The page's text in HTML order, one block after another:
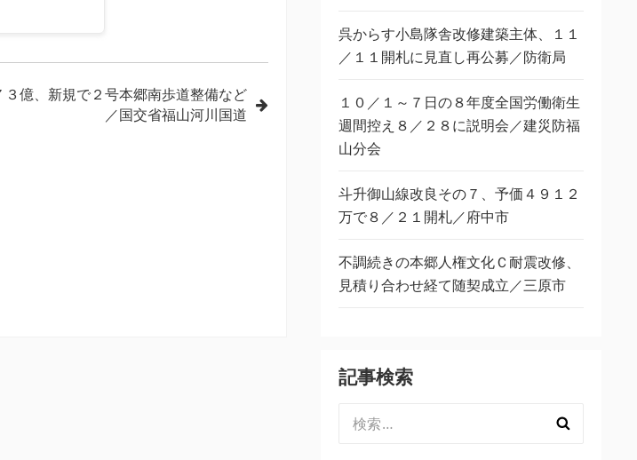
３億、新規で２号本郷南歩道整備など
／国交省福山河川国道
呉からす小島隊舎改修建築主体、１１
／１１開札に見直し再公募／防衛局
１０／１～７日の８年度全国労働衛生
週間控え８／２８に説明会／建災防福
山分会
斗升御山線改良その７、予価４９１２
万で８／２１開札／府中市
不調続きの本郷人権文化Ｃ耐震改修、
見積り合わせ経て随契成立／三原市
記事検索
索: